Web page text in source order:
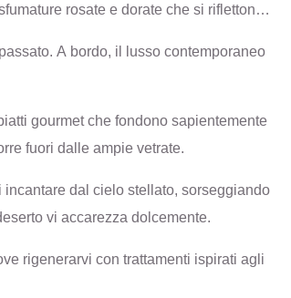
rosate e dorate che si riflettono
A bordo, il lusso contemporaneo
gourmet che fondono sapientemente
fuori dalle ampie vetrate.
dal cielo stellato, sorseggiando
vi accarezza dolcemente.
rigenerarvi con trattamenti ispirati agli